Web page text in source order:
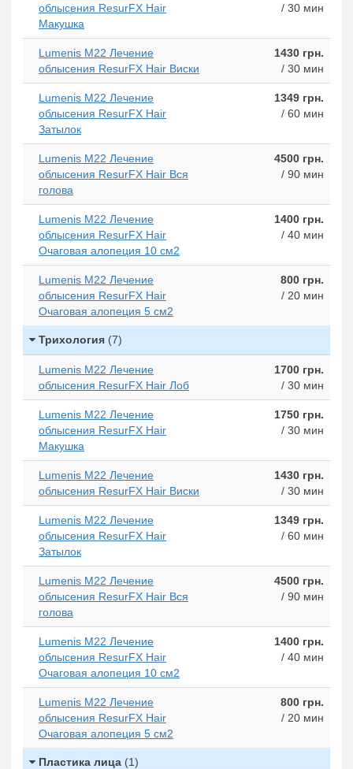
облысения ResurFX Hair
Макушка
/ 30 мин
Lumenis M22 Лечение
облысения ResurFX Hair Виски
1430 грн.
/ 30 мин
Lumenis M22 Лечение
облысения ResurFX Hair
Затылок
1349 грн.
/ 60 мин
Lumenis M22 Лечение
облысения ResurFX Hair Вся
голова
4500 грн.
/ 90 мин
Lumenis M22 Лечение
облысения ResurFX Hair
Очаговая алопеция 10 см2
1400 грн.
/ 40 мин
Lumenis M22 Лечение
облысения ResurFX Hair
Очаговая алопеция 5 см2
800 грн.
/ 20 мин
Трихология (7)
Lumenis M22 Лечение
облысения ResurFX Hair Лоб
1700 грн.
/ 30 мин
Lumenis M22 Лечение
облысения ResurFX Hair
Макушка
1750 грн.
/ 30 мин
Lumenis M22 Лечение
облысения ResurFX Hair Виски
1430 грн.
/ 30 мин
Lumenis M22 Лечение
облысения ResurFX Hair
Затылок
1349 грн.
/ 60 мин
Lumenis M22 Лечение
облысения ResurFX Hair Вся
голова
4500 грн.
/ 90 мин
Lumenis M22 Лечение
облысения ResurFX Hair
Очаговая алопеция 10 см2
1400 грн.
/ 40 мин
Lumenis M22 Лечение
облысения ResurFX Hair
Очаговая алопеция 5 см2
800 грн.
/ 20 мин
Пластика лица (1)